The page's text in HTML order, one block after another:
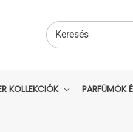
Keresés
KOLLEKCIÓK PARFÜMÖK